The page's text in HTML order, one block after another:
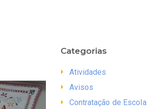
Categorias
Atividades
Avisos
Contratação de Escola